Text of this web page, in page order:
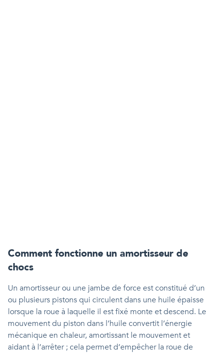
Comment fonctionne un amortisseur de
chocs
Un amortisseur ou une jambe de force est constitué d’un
ou plusieurs pistons qui circulent dans une huile épaisse
lorsque la roue à laquelle il est fixé monte et descend. Le
mouvement du piston dans l’huile convertit l’énergie
mécanique en chaleur, amortissant le mouvement et
aidant à l’arrêter ; cela permet d’empêcher la roue de